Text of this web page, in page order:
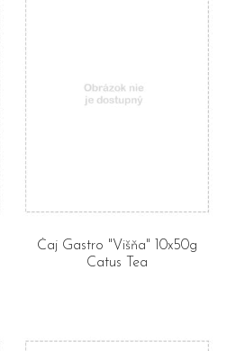
Čaj Gastro "Višňa" 10x50g
Catus Tea